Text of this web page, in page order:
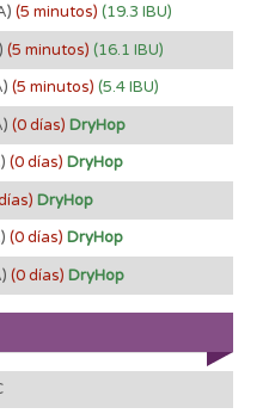
(5 minutos) (19.3 IBU)
(5 minutos) (16.1 IBU)
(5 minutos) (5.4 IBU)
(0 días) DryHop
(0 días) DryHop
DryHop
(0 días) DryHop
(0 días) DryHop